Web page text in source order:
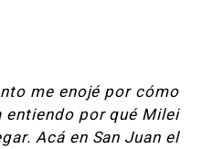
me enojé por cómo
entiendo por qué Milei
Acá en San Juan el